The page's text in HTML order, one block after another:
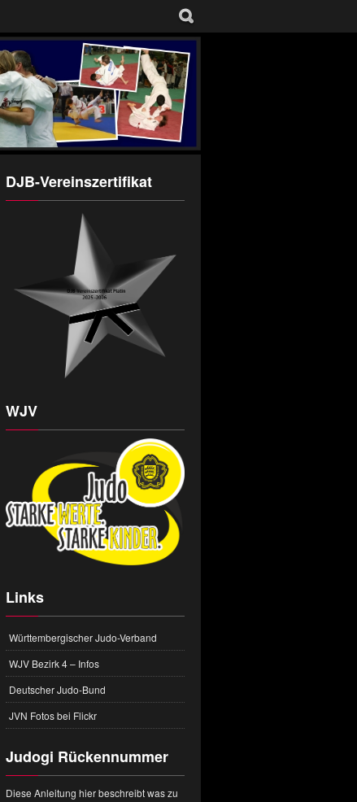
DJB-Vereinszertifikat
WJV
Links
Württembergischer Judo-Verband
WJV Bezirk 4 – Infos
Deutscher Judo-Bund
JVN Fotos bei Flickr
Judogi Rückennummer
Diese Anleitung hier beschreibt was zu